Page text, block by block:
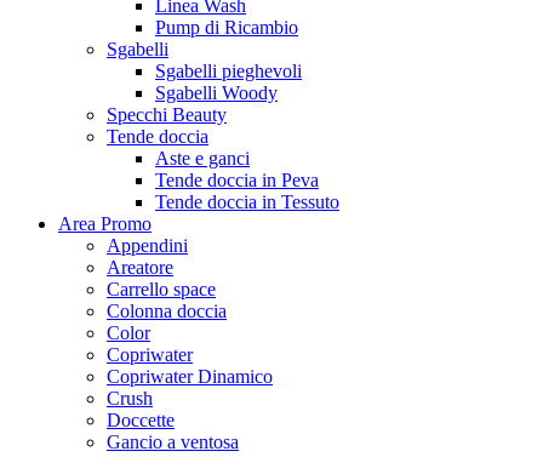
Linea Wash
Pump di Ricambio
Sgabelli
Sgabelli pieghevoli
Sgabelli Woody
Specchi Beauty
Tende doccia
Aste e ganci
Tende doccia in Peva
Tende doccia in Tessuto
Area Promo
Appendini
Areatore
Carrello space
Colonna doccia
Color
Copriwater
Copriwater Dinamico
Crush
Doccette
Gancio a ventosa